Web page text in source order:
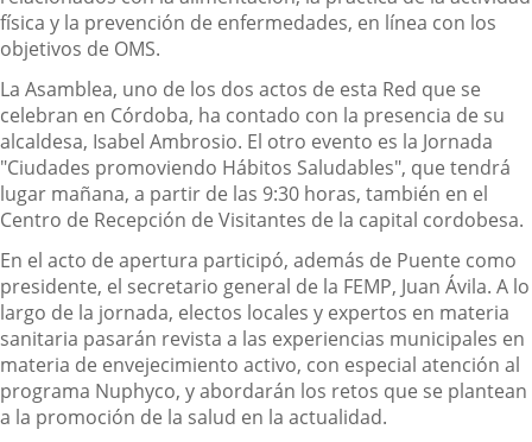
física y la prevención de enfermedades, en línea con los
objetivos de OMS.
La Asamblea, uno de los dos actos de esta Red que se
celebran en Córdoba, ha contado con la presencia de su
alcaldesa, Isabel Ambrosio. El otro evento es la Jornada
"Ciudades promoviendo Hábitos Saludables", que tendrá
lugar mañana, a partir de las 9:30 horas, también en el
Centro de Recepción de Visitantes de la capital cordobesa.
En el acto de apertura participó, además de Puente como
presidente, el secretario general de la FEMP, Juan Ávila. A lo
largo de la jornada, electos locales y expertos en materia
sanitaria pasarán revista a las experiencias municipales en
materia de envejecimiento activo, con especial atención al
programa Nuphyco, y abordarán los retos que se plantean
a la promoción de la salud en la actualidad.